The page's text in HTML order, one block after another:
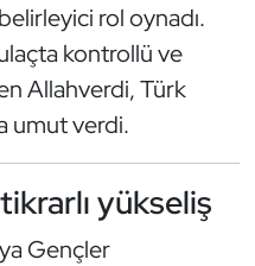
rol oynadı.
kontrollü ve
Allahverdi, Türk
umut verdi.
yükseliş
Gençler